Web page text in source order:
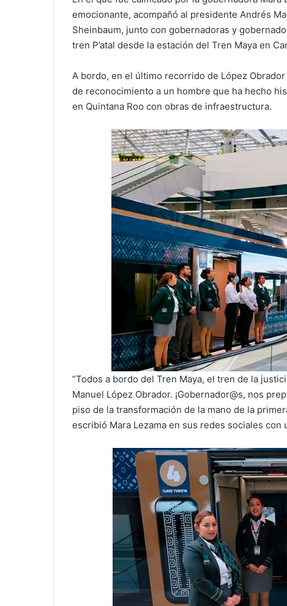
emocionante, acompañó al presidente Andrés
Sheinbaum, junto con gobernadoras y
tren P’atal desde la estación del Tren Maya en
A bordo, en el último recorrido de López
de reconocimiento a un hombre que ha hecho
en Quintana Roo con obras de infraestructura.
“Todos a bordo del Tren Maya, el tren de la
Manuel López Obrador. ¡Gobernador@s, nos
piso de la transformación de la mano de la
escribió Mara Lezama en sus redes sociales con